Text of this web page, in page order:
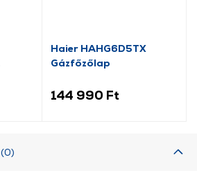
Haier HAHG6D5TX
Gázfőzőlap
144 990 Ft
(0)